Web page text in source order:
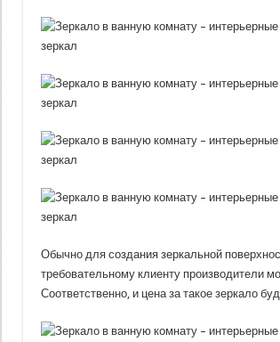
Обычно для создания зеркальной
требовательному клиенту производители
Соответственно, и цена за такое зеркало